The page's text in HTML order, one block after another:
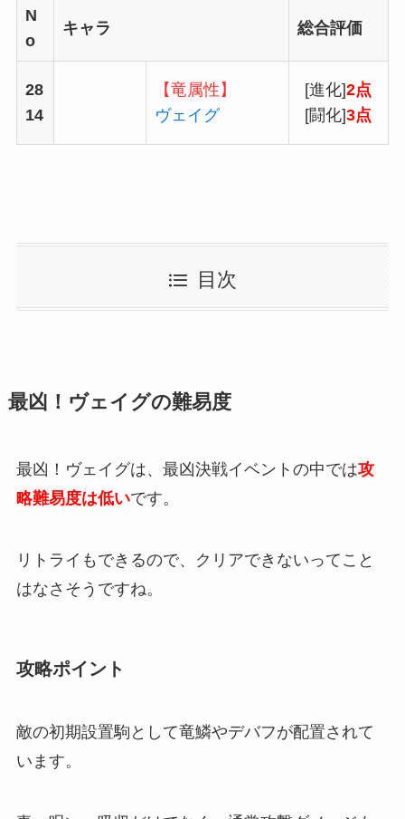
N
o
キャラ 総合評価
28
14
【竜属性】
ヴェイグ
[進化]2点
[闘化]3点
目次
最凶！ヴェイグの難易度
最凶！ヴェイグは、最凶決戦イベントの中では攻
略難易度は低いです。
リトライもできるので、クリアできないってこと
はなさそうですね。
攻略ポイント
敵の初期設置駒として竜鱗やデバフが配置されて
います。